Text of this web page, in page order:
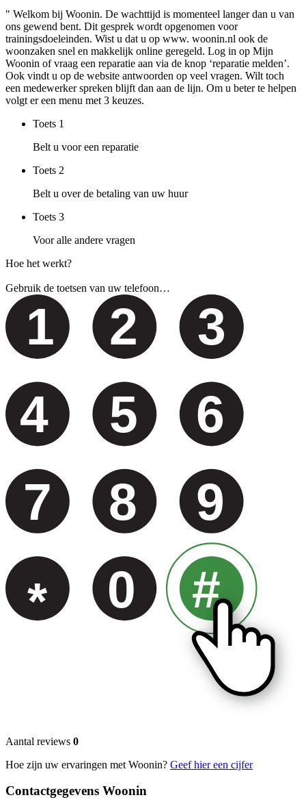
" Welkom bij Woonin. De wachttijd is momenteel langer dan u van
ons gewend bent. Dit gesprek wordt opgenomen voor
trainingsdoeleinden. Wist u dat u op www. woonin.nl ook de
woonzaken snel en makkelijk online geregeld. Log in op Mijn
Woonin of vraag een reparatie aan via de knop ‘reparatie melden’.
Ook vindt u op de website antwoorden op veel vragen. Wilt toch
een medewerker spreken blijft dan aan de lijn. Om u beter te helpen
volgt er een menu met 3 keuzes.
Toets 1
Belt u voor een reparatie
Toets 2
Belt u over de betaling van uw huur
Toets 3
Voor alle andere vragen
Hoe het werkt?
Gebruik de toetsen van uw telefoon…
1 2 3
4 5
6
7
8 9
* 0 #
Aantal reviews 0
Hoe zijn uw ervaringen met Woonin? Geef hier een cijfer
Contactgegevens Woonin